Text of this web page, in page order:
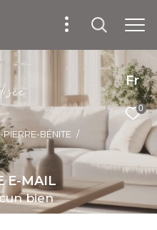
Fr
0
iée
BÉNITE
E-MAIL
bien